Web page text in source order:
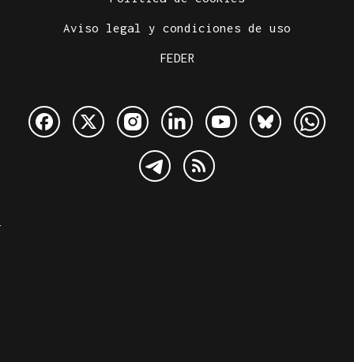
Aviso legal y condiciones de uso
FEDER